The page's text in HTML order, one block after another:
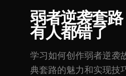
弱者逆袭套
有人都错了
学习如何创作弱者逆袭
典套路的魅力和实现技